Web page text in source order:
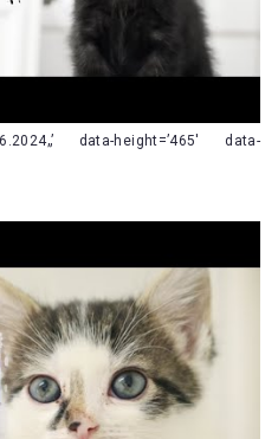
data-height=’465′ data-